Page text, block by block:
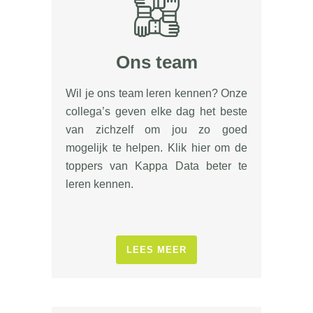
Ons team
Wil je ons team leren kennen? Onze
collega’s geven elke dag het beste
van zichzelf om jou zo goed
mogelijk te helpen. Klik hier om de
toppers van Kappa Data beter te
leren kennen.
LEES MEER